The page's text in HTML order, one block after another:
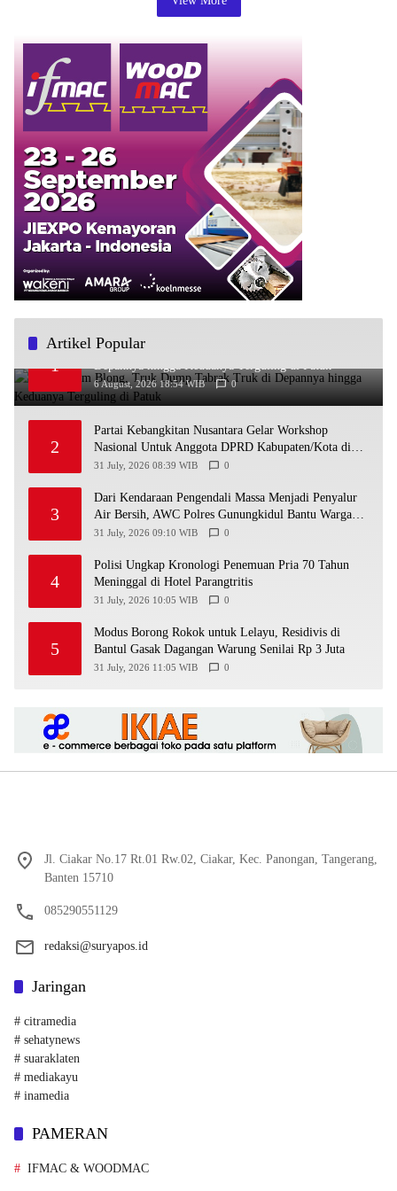
Artikel Popular
1
Diduga Rem Blong, Truk Dump Tabrak Truk di
Depannya hingga Keduanya Terguling di Patuk
6 August, 2026 18:54 WIB 0
2
Partai Kebangkitan Nusantara Gelar Workshop
Nasional Untuk Anggota DPRD Kabupaten/Kota di
Yogyakarta
31 July, 2026 08:39 WIB 0
3
Dari Kendaraan Pengendali Massa Menjadi Penyalur
Air Bersih, AWC Polres Gunungkidul Bantu Warga
Kekeringan
31 July, 2026 09:10 WIB 0
4
Polisi Ungkap Kronologi Penemuan Pria 70 Tahun
Meninggal di Hotel Parangtritis
31 July, 2026 10:05 WIB 0
5
Modus Borong Rokok untuk Lelayu, Residivis di
Bantul Gasak Dagangan Warung Senilai Rp 3 Juta
31 July, 2026 11:05 WIB 0
Jl. Ciakar No.17 Rt.01 Rw.02, Ciakar, Kec. Panongan, Tangerang,
Banten 15710
085290551129
redaksi@suryapos.id
Jaringan
# citramedia
# sehatynews
# suaraklaten
# mediakayu
# inamedia
PAMERAN
IFMAC & WOODMAC